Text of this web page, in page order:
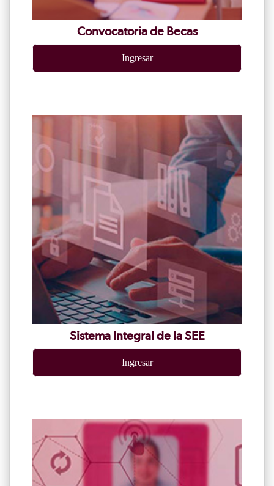
Convocatoria de Becas
Ingresar
Sistema Integral de la SEE
Ingresar